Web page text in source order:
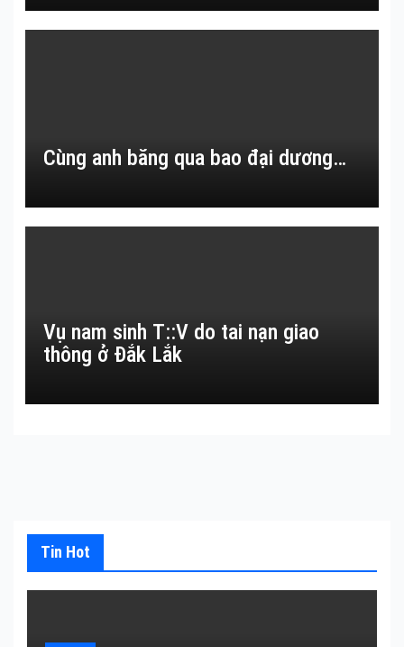
Cùng anh băng qua bao đại dương…
Vụ nam sinh T::V do tai nạn giao
thông ở Đắk Lắk
Tin Hot